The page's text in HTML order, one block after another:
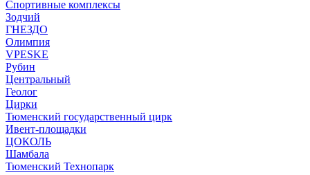
Спортивные комплексы
Зодчий
ГНЕЗДО
Олимпия
VPESKE
Рубин
Центральный
Геолог
Цирки
Тюменский государственный цирк
Ивент-площадки
ЦОКОЛЬ
Шамбала
Тюменский Технопарк